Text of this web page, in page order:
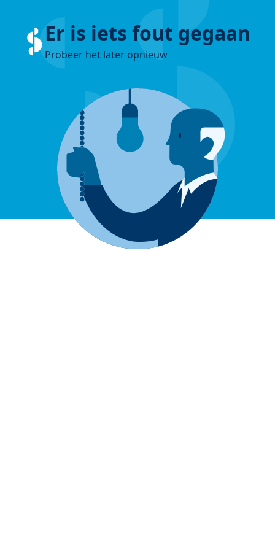
Er is iets fout gegaan
Probeer het later opnieuw